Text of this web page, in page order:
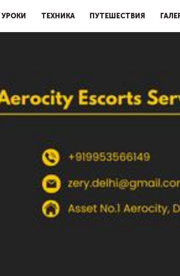
УРОКИ ТЕХНИКА ПУТЕШЕСТВИЯ